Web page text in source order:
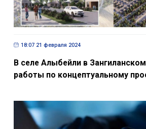
18:07 21 февраля 2024
В селе Алыбейли в
работы по концептуальному